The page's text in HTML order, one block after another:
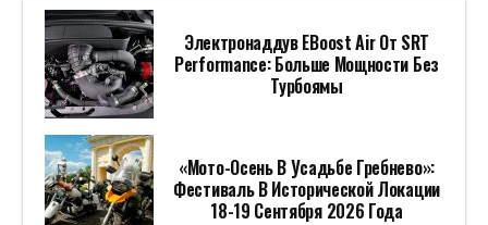
Электронаддув EBoost Air От SRT
Performance: Больше Мощности Без
Турбоямы
«Мото-Осень В Усадьбе Гребнево»:
Фестиваль В Исторической Локации
18-19 Сентября 2026 Года